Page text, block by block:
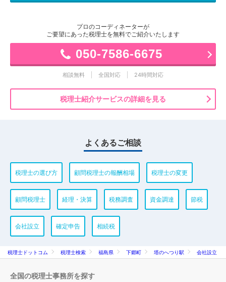
プロのコーディネーターが
ご要望にあった税理士を無料でご紹介いたします
050-7586-6675
相談無料 全国対応 24時間対応
税理士紹介サービスの詳細を見る
よくあるご相談
税理士の選び方 顧問税理士の報酬相場 税理士の変更
顧問税理士 経理・決算 税務調査 資金調達 節税
会社設立 確定申告 相続税
税理士ドットコム 税理士検索 福島県 下郷町 塔のへつり駅 会社設立
全国の税理士事務所を探す